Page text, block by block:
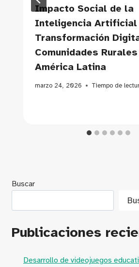
Impacto Social de la
Inteligencia Artificial
Transformación
Comunidades
América Latina
marzo 24, 2026 Tiempo de
Buscar
Publicaciones
Desarrollo de videojuegos